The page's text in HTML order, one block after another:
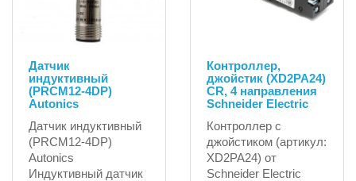
Датчик
индуктивный
(PRCM12-4DP)
Autonics
Датчик индуктивный
(PRCM12-4DP)
Autonics
Индуктивный датчик
Контроллер,
джойстик (XD2PA24)
CR, 4 направления
Schneider Electric
Контроллер с
джойстиком (артикул:
XD2PA24) от
Schneider Electric